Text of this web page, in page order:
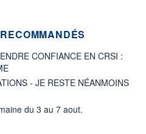
CONFIANCE EN CRSI :
- JE RESTE NÉANMOINS
du 3 au 7 aout.